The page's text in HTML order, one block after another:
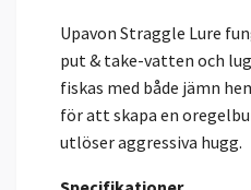
Upavon Straggle Lure
put & take-vatten och
fiskas med både jämn
för att skapa en
utlöser aggressiva hugg.